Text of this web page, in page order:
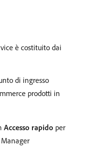
è costituito dai
di ingresso
prodotti in
Accesso rapido per